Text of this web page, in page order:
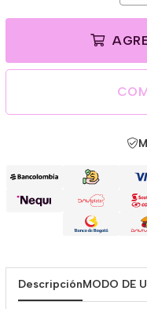
DescripciónMODO DE